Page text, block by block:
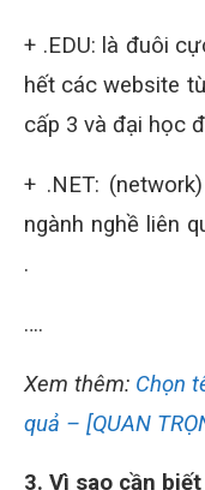
+ .EDU: là đuôi
hết các website
cấp 3 và đại học
+ .NET:
ngành nghề liên
.
….
Xem thêm: Chọn
quả – [QUAN
3. Vì sao cần